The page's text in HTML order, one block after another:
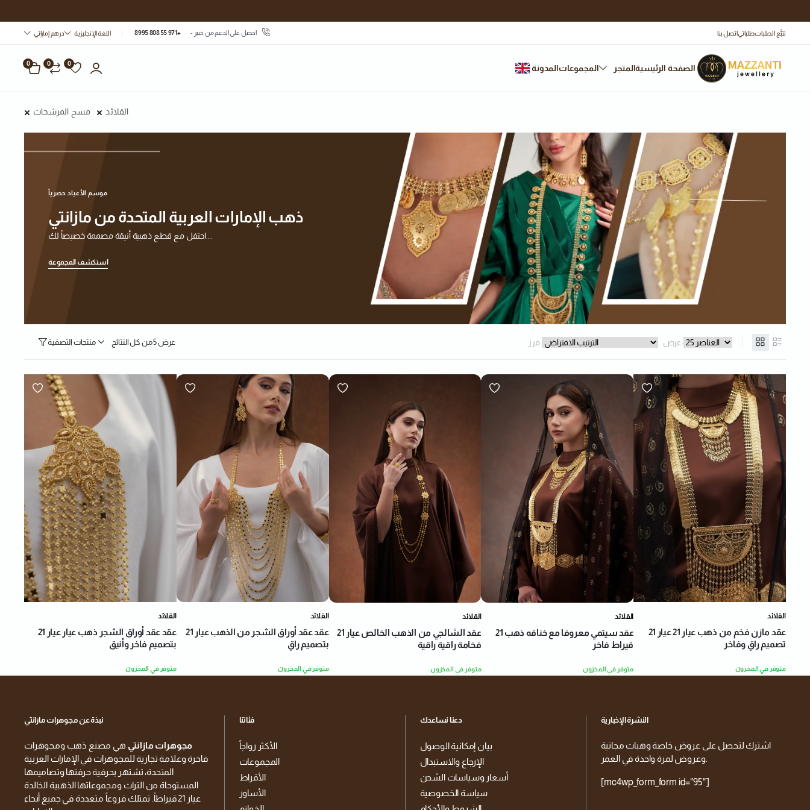
تتبُّع الطلباتطلباتياتصل بنا احصل على الدعم من خبير - +971 55 808 8995 اللغة الإنجليزية درهم إماراتي
الصفحة الرئيسيةالمتجر المجموعاتالمدونة 0
0
0
مسح المرشحات القلائد
موسم الأعياد حصرياً
ذهب الإمارات العربية المتحدة من مازانتي
احتفل مع قطع ذهبية أنيقة مصممة خصيصاً لك....
استكشف المجموعة
منتجات التصفية عرض ⁦5⁩ من كل النتائج فرز: عرض:
القلائد
عقد عقد أوراق الشجر ذهب عيار عيار 21
بتصميم فاخر وأنيق
متوفر في المخزون
القلائد
عقد عقد أوراق الشجر من الذهب عيار 21
بتصميم راقٍ
متوفر في المخزون
القلائد
عقد الشالجي من الذهب الخالص عيار 21
فخامة راقية راقية
متوفر في المخزون
القلائد
عقد سيتمي معروفا مع خناقه ذهب 21
قيراط فاخر
متوفر في المخزون
القلائد
عقد مازن فخم من ذهب عيار 21 عيار 21
تصميم راقٍ وفاخر
متوفر في المخزون
نبذة عن مجوهرات مازانتي
مجوهرات مازانتي هي مصنع ذهب ومجوهرات
فاخرة وعلامة تجارية للمجوهرات في الإمارات العربية
المتحدة، تشتهر بحرفية حرفتها وتصاميمها
المستوحاة من التراث ومجموعاتها الذهبية الخالدة
عيار 21 قيراطاً. تمتلك فروعاً متعددة في جميع أنحاء
فئاتنا
الأكثر رواجاً
المجموعات
الأقراط
الأساور
دعنا نساعدك
بيان إمكانية الوصول
الإرجاع والاستبدال
أسعار وسياسات الشحن
سياسة الخصوصية
النشرة الإخبارية
اشترك لتحصل على عروض خاصة وهبات مجانية
وعروض لمرة واحدة في العمر.
[mc4wp_form_form id="95"]